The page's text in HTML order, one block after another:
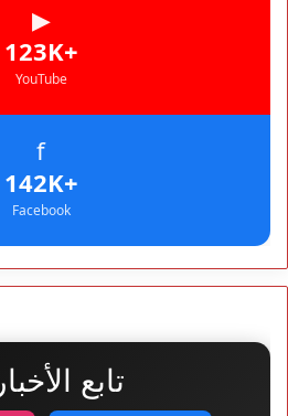
▶
+123K
YouTube
f
+142K
Facebook
تابع الأخبار24